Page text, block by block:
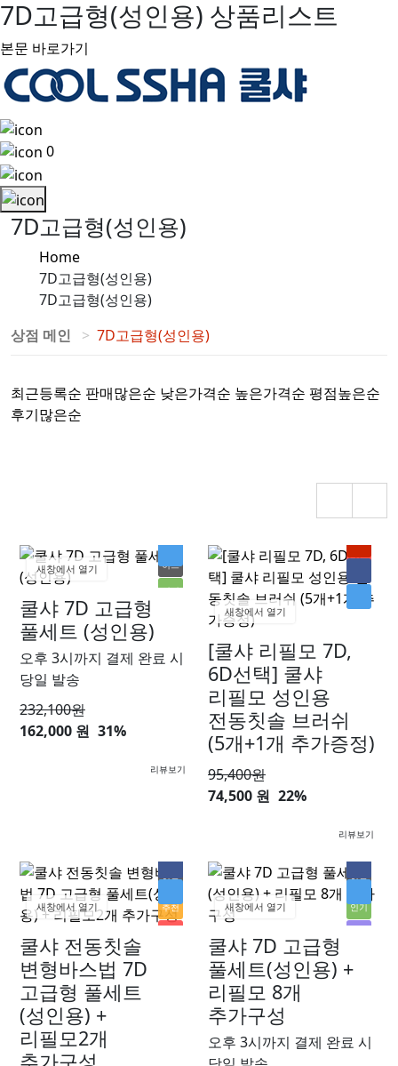
7D고급형(성인용) 상품리스트
본문 바로가기
0
7D고급형(성인용)
Home
7D고급형(성인용)
7D고급형(성인용)
상점 메인
7D고급형(성인용)
최근등록순 판매많은순 낮은가격순 높은가격순 평점높은순
후기많은순
히트
인기
새창에서 열기
쿨샤 7D 고급형
풀세트 (성인용)
오후 3시까지 결제 완료 시
당일 발송
232,100원
162,000 원 31%
리뷰보기
새창에서 열기
[쿨샤 리필모 7D,
6D선택] 쿨샤
리필모 성인용
전동칫솔 브러쉬
(5개+1개 추가증정)
95,400원
74,500 원 22%
리뷰보기
히트
추천
새창에서 열기
쿨샤 전동칫솔
변형바스법 7D
고급형 풀세트
(성인용) +
리필모2개
히트
인기
새창에서 열기
쿨샤 7D 고급형
풀세트(성인용) +
리필모 8개
추가구성
오후 3시까지 결제 완료 시